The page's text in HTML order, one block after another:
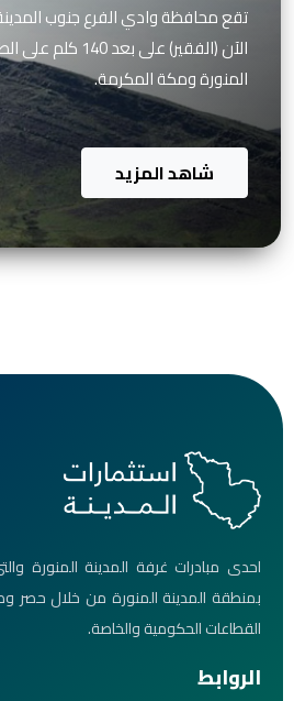
تقع محافظة وادي الفرع جنوب
الآن (الفقير) على
المنورة ومكة المكرمة.
شاهد المزيد
احدى مبادرات غرفة المدينة المنورة
بمنطقة المدينة المنورة من خلال حصر
القطاعات الحكومية والخاصة.
الروابط